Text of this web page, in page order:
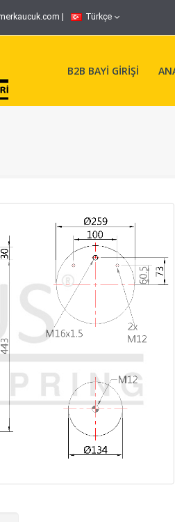
| Türkçe
B2B BAYİ GİRİŞİ